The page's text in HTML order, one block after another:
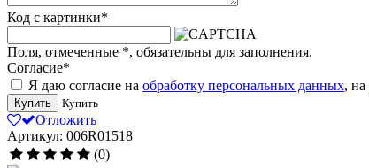
Код с картинки*
Поля, отмеченные *, обязательны для заполнения.
Согласие*
Я даю согласие на обработку персональных данных, на
Купить Купить
Отложить
Артикул: 006R01518
(0)